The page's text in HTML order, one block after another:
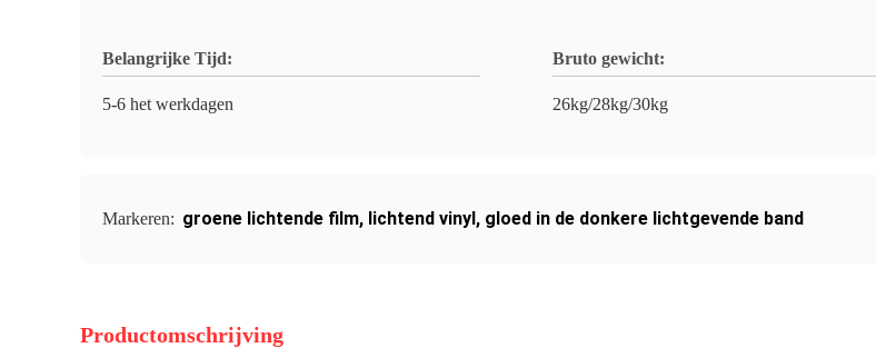
Belangrijke Tijd:
5-6 het werkdagen
Bruto gewicht:
26kg/28kg/30kg
Markeren: groene lichtende film, lichtend vinyl, gloed in de donkere lichtgevende band
Productomschrijving